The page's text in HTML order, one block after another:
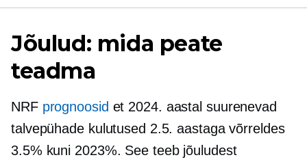
Jõulud: mida peate
teadma
NRF prognoosid et 2024. aastal suurenevad
talvepühade kulutused 2.5. aastaga võrreldes
3.5% kuni 2023%. See teeb jõuludest